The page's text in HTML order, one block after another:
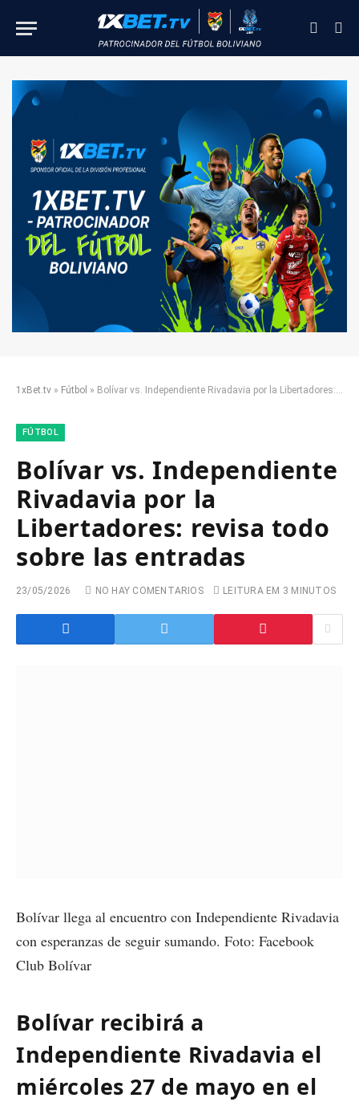
1xBet.tv » Fútbol » Bolívar vs. Independiente Rivadavia por la Libertadores: revisa todo sobre las entradas
FÚTBOL
Bolívar vs. Independiente
Rivadavia por la
Libertadores: revisa todo
sobre las entradas
23/05/2026 NO HAY COMENTARIOS LEITURA EM 3 MINUTOS
Bolívar llega al encuentro con Independiente Rivadavia
con esperanzas de seguir sumando. Foto: Facebook
Club Bolívar
Bolívar recibirá a
Independiente Rivadavia el
miércoles 27 de mayo en el